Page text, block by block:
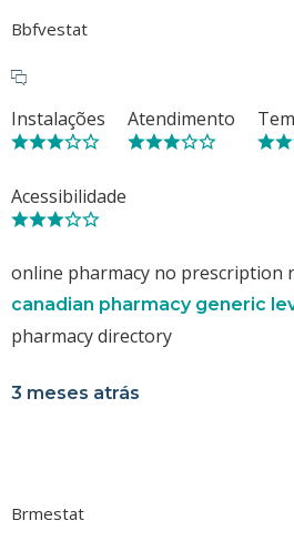
Bbfvestat
Instalações Atendimento
Acessibilidade
online pharmacy no prescription
canadian pharmacy generic
pharmacy directory
3 meses atrás
Brmestat